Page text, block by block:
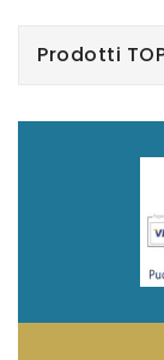
Prodotti